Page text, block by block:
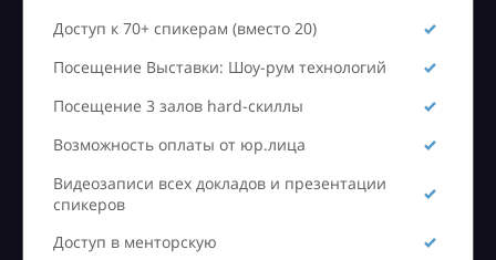
Доступ к 70+ спикерам (вместо 20)
Посещение Выставки: Шоу-рум технологий
Посещение 3 залов hard-скиллы
Возможность оплаты от юр.лица
Видеозаписи всех докладов и презентации
спикеров
Доступ в менторскую